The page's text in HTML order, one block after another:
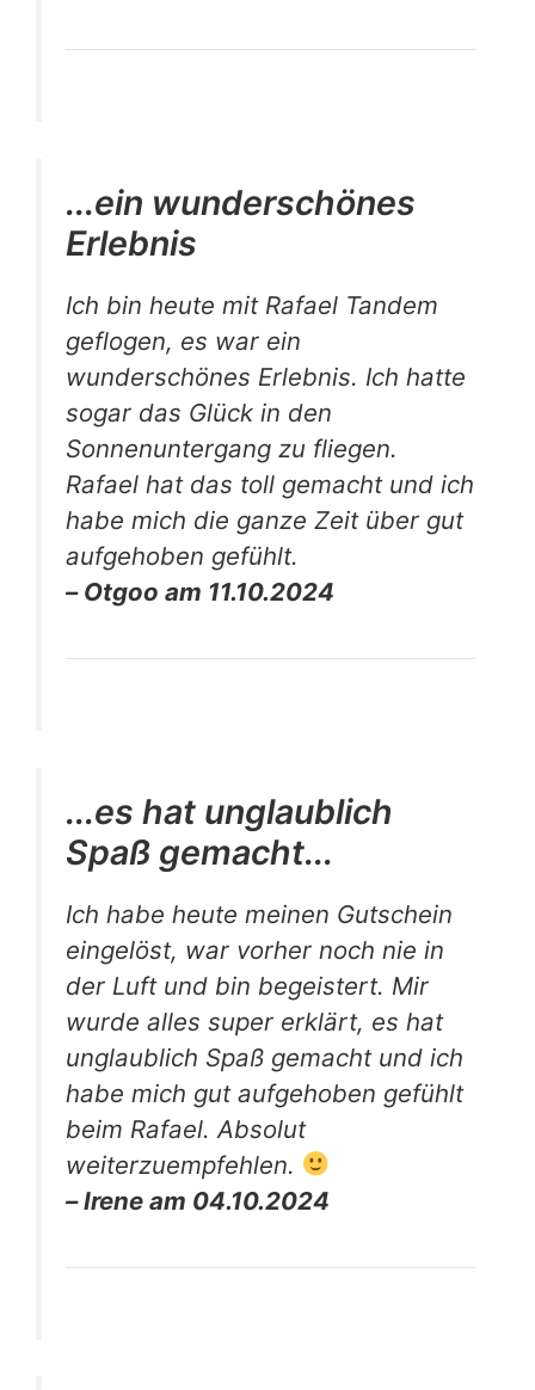
...ein wunderschönes
Erlebnis
Ich bin heute mit Rafael Tandem
geflogen, es war ein
wunderschönes Erlebnis. Ich hatte
sogar das Glück in den
Sonnenuntergang zu fliegen.
Rafael hat das toll gemacht und ich
habe mich die ganze Zeit über gut
aufgehoben gefühlt.
– Otgoo am 11.10.2024
...es hat unglaublich
Spaß gemacht...
Ich habe heute meinen Gutschein
eingelöst, war vorher noch nie in
der Luft und bin begeistert. Mir
wurde alles super erklärt, es hat
unglaublich Spaß gemacht und ich
habe mich gut aufgehoben gefühlt
beim Rafael. Absolut
weiterzuempfehlen.
– Irene am 04.10.2024